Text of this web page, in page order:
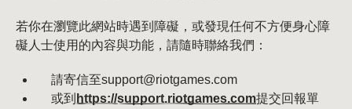
若你在瀏覽此網站時遇到障礙，或發現任何不方便身心障
礙人士使用的內容與功能，請隨時聯絡我們：
請寄信至support@riotgames.com
或到 https://support.riotgames.com提交回報單